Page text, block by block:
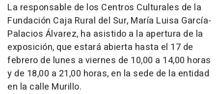
La responsable de los Centros Culturales de la
Fundación Caja Rural del Sur, María Luisa García-
Palacios Álvarez, ha asistido a la apertura de la
exposición, que estará abierta hasta el 17 de
febrero de lunes a viernes de 10,00 a 14,00 horas
y de 18,00 a 21,00 horas, en la sede de la entidad
en la calle Murillo.